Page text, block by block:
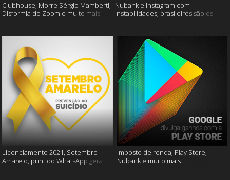
Clubhouse, Morre Sérgio Mamberti,
Disformia do Zoom e muito mais
Nubank e Instagram com
instabilidades, brasileiros são os
Licenciamento 2021, Setembro
Amarelo, print do WhatsApp gera
Imposto de renda, Play Store,
Nubank e muito mais